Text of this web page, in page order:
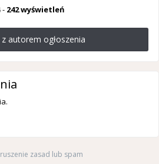
- 242 wyświetleń
autorem ogłoszenia
zasad lub spam